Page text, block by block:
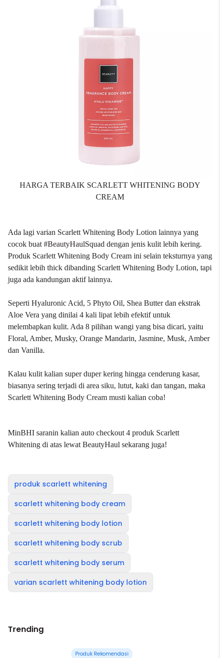
HARGA TERBAIK SCARLETT WHITENING BODY
CREAM
Ada lagi varian Scarlett Whitening Body Lotion lainnya yang
cocok buat #BeautyHaulSquad dengan jenis kulit lebih kering.
Produk Scarlett Whitening Body Cream ini selain teksturnya yang
sedikit lebih thick dibanding Scarlett Whitening Body Lotion, tapi
juga ada kandungan aktif lainnya.
Seperti Hyaluronic Acid, 5 Phyto Oil, Shea Butter dan ekstrak
Aloe Vera yang dinilai 4 kali lipat lebih efektif untuk
melembapkan kulit. Ada 8 pilihan wangi yang bisa dicari, yaitu
Floral, Amber, Musky, Orange Mandarin, Jasmine, Musk, Amber
dan Vanilla.
Kalau kulit kalian super duper kering hingga cenderung kasar,
biasanya sering terjadi di area siku, lutut, kaki dan tangan, maka
Scarlett Whitening Body Cream musti kalian coba!
MinBHI saranin kalian auto checkout 4 produk Scarlett
Whitening di atas lewat BeautyHaul sekarang juga!
produk scarlett whitening
scarlett whitening body cream
scarlett whitening body lotion
scarlett whitening body scrub
scarlett whitening body serum
varian scarlett whitening body lotion
Trending
Produk Rekomendasi